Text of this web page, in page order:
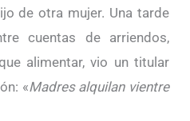
de otra mujer. Una tarde
cuentas de arriendos,
alimentar, vio un titular
«Madres alquilan vientre